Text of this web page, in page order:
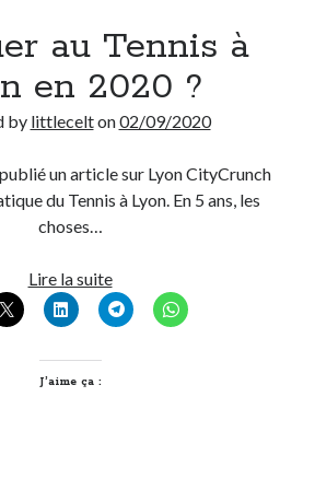
au Tennis à
en 2020 ?
by littlecelton02/09/2020
publié un article sur Lyon CityCrunch
du Tennis à Lyon. En 5 ans, les
choses…
Lire la suiteOù
jouer
au
J’aime ça :